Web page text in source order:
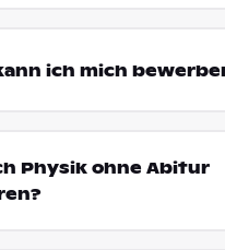
ich mich
Physik ohne Abitur